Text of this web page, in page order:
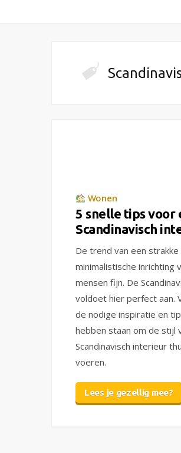
Wonen
5 snelle tips voor
Scandinavisch
De trend van een strakke
minimalistische inrichting
mensen fijn. De
voldoet hier perfect aan.
de nodige inspiratie en
hebben staan om de stijl
Scandinavisch interieur
voeren.
Lees je gezellig mee?